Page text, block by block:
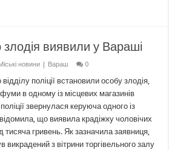
виявили у Вараші
Міські новини | Вараш 0
поліції встановили особу злодія,
в одному із місцевих магазинів
звернулася керуюча одного із
що виявила крадіжку чоловічих
тисяча гривень. Як зазначила заявниця,
з вітрини торгівельного залу